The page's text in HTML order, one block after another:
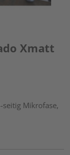
Xmatt
Mikrofase,